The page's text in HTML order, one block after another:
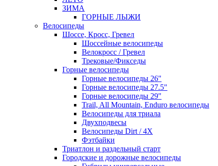
ЗИМА
ГОРНЫЕ ЛЫЖИ
Велосипеды
Шоссе, Кросс, Гревел
Шоссейные велосипеды
Велокросс / Гревел
Трековые/Фикседы
Горные велосипеды
Горные велосипеды 26"
Горные велосипеды 27.5"
Горные велосипеды 29"
Trail, All Mountain, Enduro велосипеды
Велосипеды для триала
Двухподвесы
Велосипеды Dirt / 4X
Фэтбайки
Триатлон и раздельный старт
Городские и дорожные велосипеды